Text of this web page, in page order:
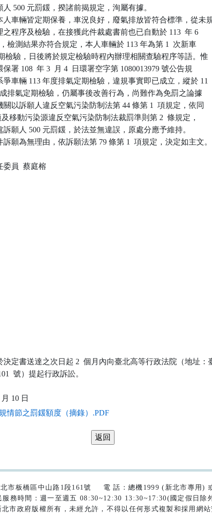
人 500 元罰鍰，揆諸前揭規定，洵屬有據。
人車輛皆定期保養，車況良好，廢氣排放皆符合標準，從未
之程序及檢驗，在接獲此件裁處書前也已自動於 113  年 6
，檢測結果亦符合規定，本人車輛於 113 年為第 1  次新車
期檢驗，日後將於規定檢驗時程內辦理相關查驗程序等語。惟
保署 108  年 3  月 4  日環署空字第 1080013979 號公告規
爭車輛 113 年度排氣定期檢驗，違規事實即已成立，縱於 11
完成排氣定期檢驗，仍屬事後改善行為，尚難作為免罰之論據
關以訴願人違反空氣污染防制法第 44 條第 1  項規定，依同
項及移動污染源違反空氣污染防制法裁罰準則第 2  條規定，
訴願人 500 元罰鍰，於法並無違誤，原處分應予維持。
願為無理由，依訴願法第 79 條第 1  項規定，決定如主文。
委員  蔡庭榕
決定書送達之次日起 2  個月內向臺北高等行政法院（地址：
號）提起行政訴訟。
情節之罰鍰額度（摘錄）.PDF
市板橋區中山路1段161號
電 話：總機1999 (新北市專用)
服務時間：週一至週五 08:30~12:30 13:30~17:30(國定假日除
市政府版權所有，未經允許，不得以任何形式複製和採用網